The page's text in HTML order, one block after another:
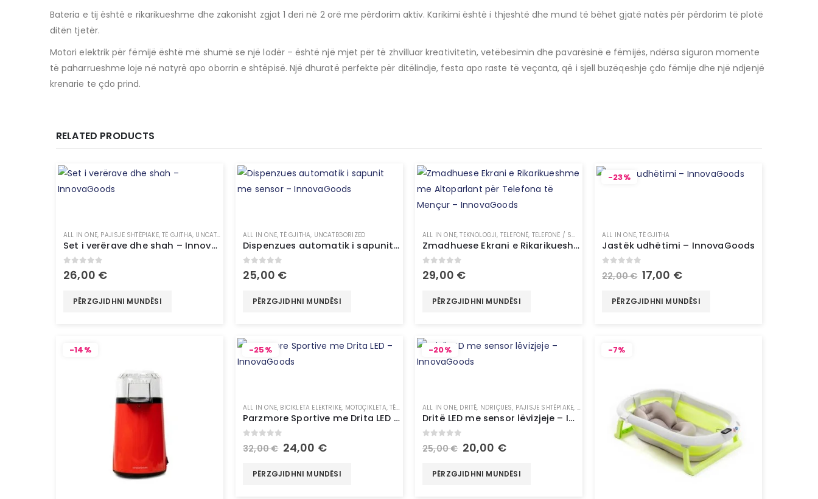
Bateria e tij është e rikarikueshme dhe zakonisht zgjat 1 deri në 2 orë me përdorim aktiv. Karikimi është i thjeshtë dhe mund të bëhet gjatë natës për përdorim të plotë
ditën tjetër.
Motori elektrik për fëmijë është më shumë se një lodër – është një mjet për të zhvilluar kreativitetin, vetëbesimin dhe pavarësinë e fëmijës, ndërsa siguron momente
të paharrueshme loje në natyrë apo oborrin e shtëpisë. Një dhuratë perfekte për ditëlindje, festa apo raste të veçanta, që i sjell buzëqeshje çdo fëmije dhe një ndjenjë
krenarie te çdo prind.
RELATED PRODUCTS
ALL IN ONE, PAJISJE SHTËPIAKE,TË GJITHA, UNCATEGORIZED
Set i verërave dhe shah – InnovaGoods
0 out of 5
26,00 €
PËRZGJIDHNI MUNDËSI
ALL IN ONE,TË GJITHA, UNCATEGORIZED
Dispenzues automatik i sapunit me sensor – InnovaGoods
0 out of 5
25,00 €
PËRZGJIDHNI MUNDËSI
ALL IN ONE,TEKNOLOGJI, TELEFONË, TELEFONË / SMARTWATCH
Zmadhuese Ekrani e Rikarikueshme me Altoparlant për Telefona të Mençur – InnovaGoods
0 out of 5
29,00 €
PËRZGJIDHNI MUNDËSI
-23%
ALL IN ONE,TË GJITHA
Jastëk udhëtimi – InnovaGoods
out of 5
22,00€ 17,00 €
PËRZGJIDHNI MUNDËSI
-14% -25%
ALL IN ONE, BICIKLETA ELEKTRIKE, MOTOÇIKLETA,TË GJITHA ,UNCATEGORIZED
Parzmore Sportive me Drita LED – InnovaGoods
out of 5
32,00€ 24,00 €
PËRZGJIDHNI MUNDËSI
-20%
ALL IN ONE, DRITË, NDRIÇUES, PAJISJE SHTËPIAKE, TË GJITHA UNCATEGORIZED
Dritë LED me sensor lëvizjeje – InnovaGoods
out of 5
25,00€ 20,00 €
PËRZGJIDHNI MUNDËSI
-7%